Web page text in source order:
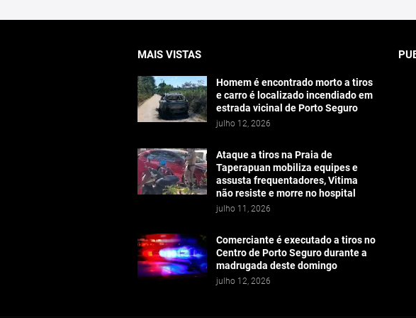
MAIS VISTAS
Homem é encontrado morto a tiros
e carro é localizado incendiado em
estrada vicinal de Porto Seguro
julho 12, 2026
Ataque a tiros na Praia de
Taperapuan mobiliza equipes e
assusta frequentadores, Vitima
não resiste e morre no hospital
julho 11, 2026
Comerciante é executado a tiros no
Centro de Porto Seguro durante a
madrugada deste domingo
julho 12, 2026